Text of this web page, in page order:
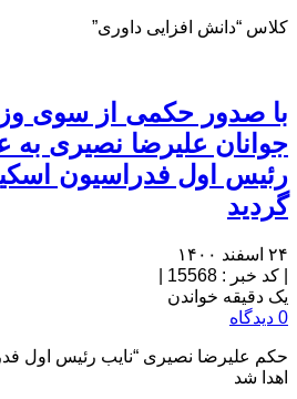
کلاس “دانش افزایی داوری”
با صدور حکمی از سوی
جوانان علیرضا نصیری به
رئیس اول فدراسیون
گردید
۲۴ اسفند ۱۴۰۰
کد خبر : 15568
یک دقیقه خواندن
0 دیدگاه
حکم علیرضا نصیری “نایب رئیس اول
اهدا شد